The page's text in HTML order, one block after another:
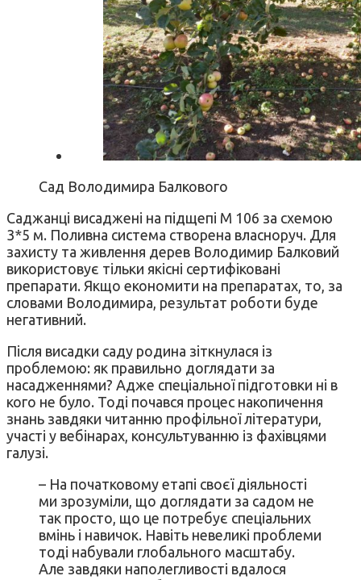
Сад Володимира Балкового
Саджанці висаджені на підщепі М 106 за схемою
3*5 м. Поливна система створена власноруч. Для
захисту та живлення дерев Володимир Балковий
використовує тільки якісні сертифіковані
препарати. Якщо економити на препаратах, то, за
словами Володимира, результат роботи буде
негативний.
Після висадки саду родина зіткнулася із
проблемою: як правильно доглядати за
насадженнями? Адже спеціальної підготовки ні в
кого не було. Тоді почався процес накопичення
знань завдяки читанню профільної літератури,
участі у вебінарах, консультуванню із фахівцями
галузі.
– На початковому етапі своєї діяльності
ми зрозуміли, що доглядати за садом не
так просто, що це потребує спеціальних
вмінь і навичок. Навіть невеликі проблеми
тоді набували глобального масштабу.
Але завдяки наполегливості вдалося